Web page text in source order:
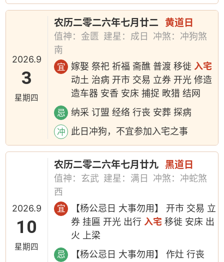
2026.9
3
星期四
农历二零二六年七月廿二 黄道日
值神：金匮 建星：成日
冲煞：冲狗煞
南
宜 嫁娶 祭祀 祈福 斋醮 普渡 移徙入宅
动土 治病 开市 交易 立券 开光 修造
造车器 安香 安床 捕捉 畋猎 结网
忌 纳采 订盟 经络 行丧 安葬 探病
冲 此日冲狗，不宜参加入宅之事
2026.9
10
星期四
农历二零二六年七月廿九 黑道日
值神：玄武 建星：满日
冲煞：冲蛇煞
西
宜
【杨公忌日 大事勿用】 开市 交易 立
券 挂匾 开光 出行 入宅 移徙 安床 出
火 上梁
忌
【杨公忌日 大事勿用】 作灶 行丧